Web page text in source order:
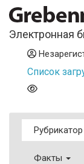
Электронная
Список
Рубрикатор
Факты